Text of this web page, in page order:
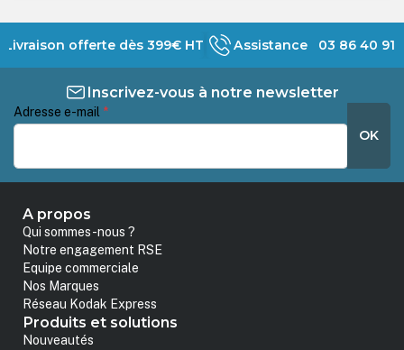
Livraison offerte dès 399€ HT Assistance 03 86 40 91
Inscrivez-vous à notre newsletter
Adresse e-mail *
OK
A propos
Qui sommes-nous ?
Notre engagement RSE
Equipe commerciale
Nos Marques
Réseau Kodak Express
Produits et solutions
Nouveautés